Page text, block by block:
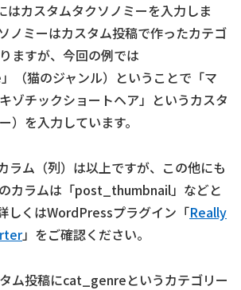
カスタムタクソノミーを入力しま
ノミーはカスタム投稿で作ったカテゴ
ますが、今回の例では
（猫のジャンル）ということで「マ
ゾチックショートヘア」というカスタ
）を入力しています。
ラム（列）は以上ですが、この他にも
カラムは「post_thumbnail」などと
しくはWordPressプラグイン「Really
」をご確認ください。
タム投稿にcat_genreというカテゴリー